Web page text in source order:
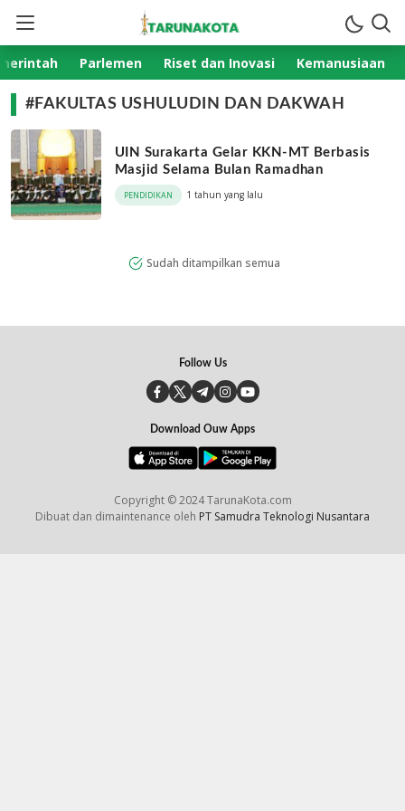
TarunaKota.com
Aktual Terpercaya
Parlemen Riset dan Inovasi Kemanusiaan
#FAKULTAS USHULUDIN DAN DAKWAH
UIN Surakarta Gelar KKN-MT Berbasis
Masjid Selama Bulan Ramadhan
PENDIDIKAN 1 tahun yang lalu
Sudah ditampilkan semua
Follow Us
Download Ouw Apps
Copyright © 2024 TarunaKota.com
Dibuat dan dimaintenance oleh PT Samudra Teknologi Nusantara